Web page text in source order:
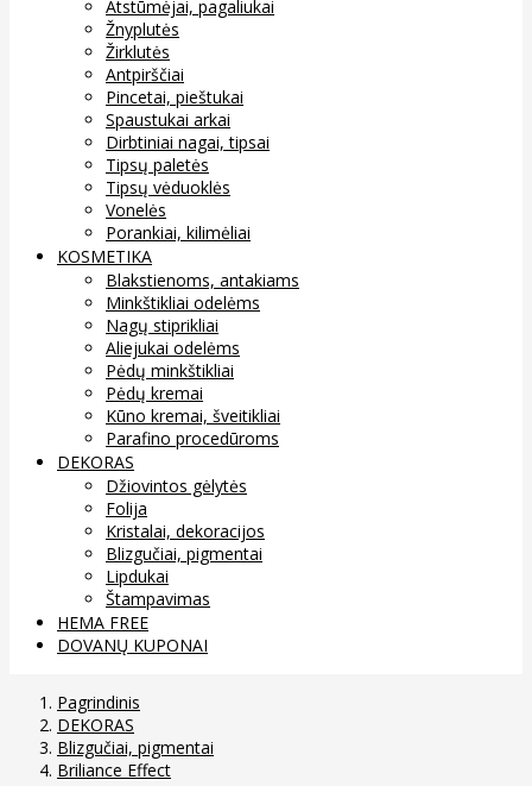
Atstūmėjai, pagaliukai
Žnyplutės
Žirklutės
Antpirščiai
Pincetai, pieštukai
Spaustukai arkai
Dirbtiniai nagai, tipsai
Tipsų paletės
Tipsų vėduoklės
Vonelės
Porankiai, kilimėliai
KOSMETIKA
Blakstienoms, antakiams
Minkštikliai odelėms
Nagų stiprikliai
Aliejukai odelėms
Pėdų minkštikliai
Pėdų kremai
Kūno kremai, šveitikliai
Parafino procedūroms
DEKORAS
Džiovintos gėlytės
Folija
Kristalai, dekoracijos
Blizgučiai, pigmentai
Lipdukai
Štampavimas
HEMA FREE
DOVANŲ KUPONAI
Pagrindinis
DEKORAS
Blizgučiai, pigmentai
Briliance Effect